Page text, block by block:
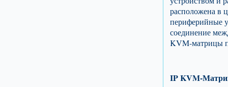
расположена в
периферийные
соединение
KVM-матрицы
IP KVM-